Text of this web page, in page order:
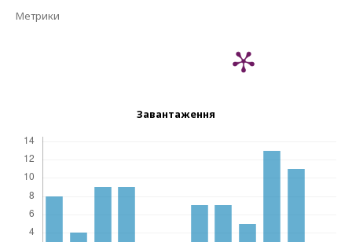
Метрики
Завантаження